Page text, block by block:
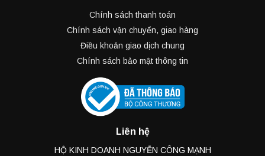
Chính sách thanh toán
Chính sách vận chuyển, giao hàng
Điều khoản giao dịch chung
Chính sách bảo mật thông tin
Liên hệ
HỘ KINH DOANH NGUYỄN CÔNG MẠNH